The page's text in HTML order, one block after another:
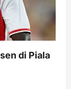
di Piala